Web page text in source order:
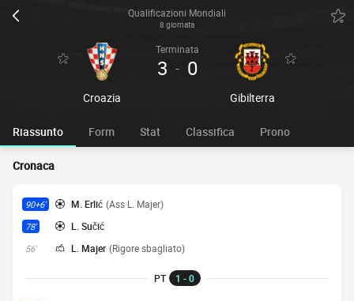
Qualificazioni Mondiali
8 giornata
Croazia
Terminata
3 - 0
Gibilterra
Riassunto Form Stat Classifica Prono
Cronaca
90+6' M. Erlić (Ass L. Majer)
78' L. Sučić
56' L. Majer (Rigore sbagliato)
PT 1 - 0